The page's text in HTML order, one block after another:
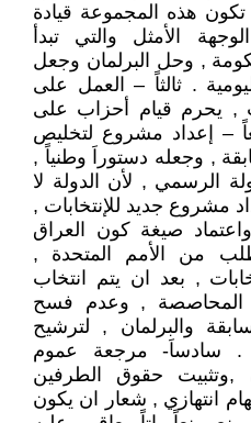
تكون هذه المجموعة قيادة
الأمثل والتي تبدأ
, وحل البرلمان وجعل
. ثالثاً – العمل على
, يحرم قيام أحزاب على
– إعداد مشروع لتخليص
, وجعله دستوراَ وطنياً ,
الرسمي , لأن الدولة لا
مشروع جديد للإنتخابات ,
يلغي اعتماد سانتليلغو 1|9 واعتماد صيغة كون العراق
من الأمم المتحدة ,
, بعد ان يتم انتخاب
المحاصصة , وعدم فسح
والبرلمان , لترشيح
. سادساَ- مرجعة عموم
,وتثبيت حقوق الطرفين
انتهازي , شعار ان يكون